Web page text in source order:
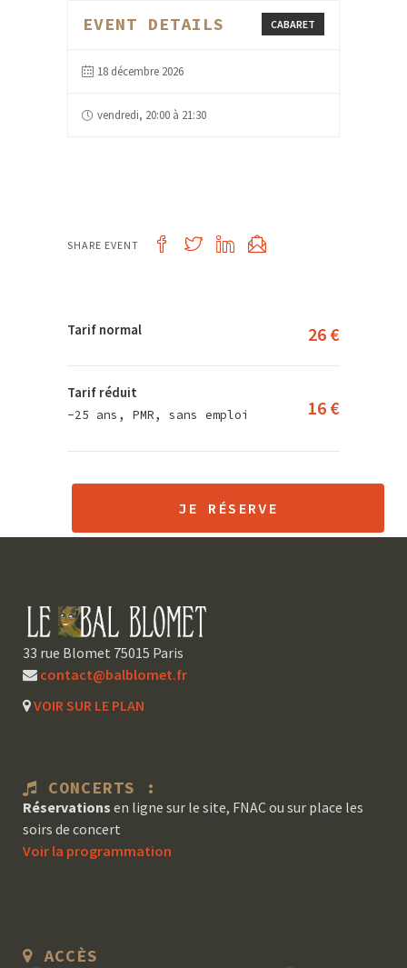
CABARET
EVENT DETAILS
18 décembre 2026
vendredi, 20:00 à 21:30
SHARE EVENT
Tarif normal 26 €
Tarif réduit
-25 ans, PMR, sans emploi 16 €
JE RÉSERVE
33 rue Blomet 75015 Paris
contact@balblomet.fr
VOIR SUR LE PLAN
CONCERTS :
Réservations en ligne sur le site, FNAC ou sur place les
soirs de concert
Voir la programmation
ACCÈS